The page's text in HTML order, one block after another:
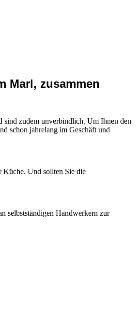
Marl, zusammen
sind zudem unverbindlich. Um Ihnen den
schon jahrelang im Geschäft und
Küche. Und sollten Sie die
selbstständigen Handwerkern zur